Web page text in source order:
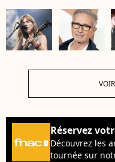
Réservez
Découvrez les
tournée sur